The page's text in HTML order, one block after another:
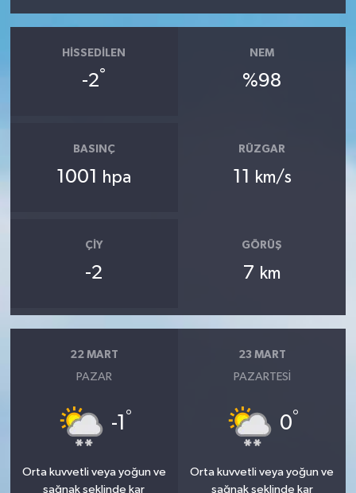
HISSEDILEN
-2°
NEM
%98
BASINÇ
1001 hpa
RÜZGAR
11 km/s
ÇIY
-2
GÖRÜŞ
7 km
22 MART
PAZAR
-1 °
Orta kuvvetli veya yoğun ve
sağnak şeklinde kar
23 MART
PAZARTESI
0°
Orta kuvvetli veya yoğun ve
sağnak şeklinde kar